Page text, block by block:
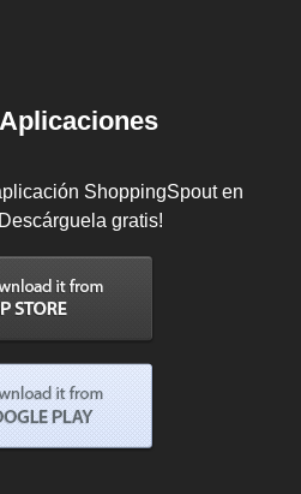
ShoppingSpout en
gratis!